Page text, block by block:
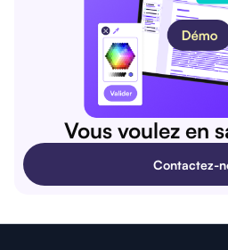
Vous voulez en
Contactez-